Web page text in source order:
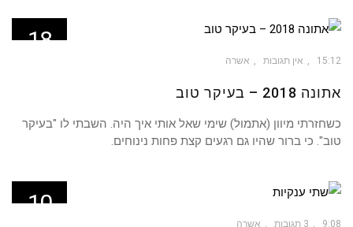
18
15:12 אין תגובות אשרה
אתונה 2018 – בעיקר טוב
כשחזרתי מיוון (אתמול) שימי שאל אותי איך היה. השבתי לו "בעיקר
טוב". כי ברור שהיו גם רגעים קצת פחות נינוחים.
10
9:08 3 תגובות אשרה